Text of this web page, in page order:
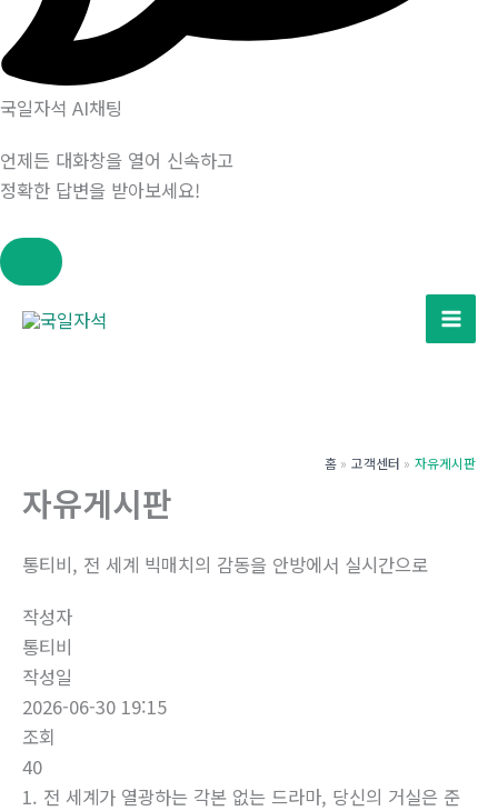
국일자석 AI채팅
언제든 대화창을 열어 신속하고
정확한 답변을 받아보세요!
홈 고객센터 자유게시판
자유게시판
통티비, 전 세계 빅매치의 감동을 안방에서 실시간으로
작성자
통티비
작성일
2026-06-30 19:15
조회
40
1. 전 세계가 열광하는 각본 없는 드라마, 당신의 거실은 준